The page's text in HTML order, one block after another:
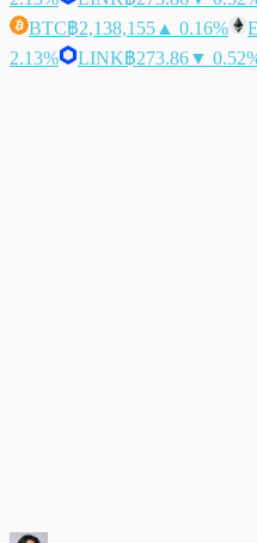
BTC฿2,138,155 ▲ 0.16%
2.13%
LINK฿273.86▼